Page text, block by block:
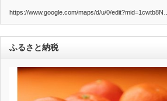
https://www.google.com/maps/d/u/0/edit?mid=1cwtb8N…
ふるさと納税